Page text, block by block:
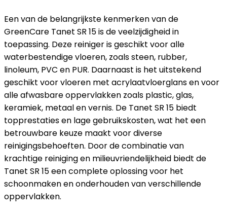
Een van de belangrijkste kenmerken van de
GreenCare Tanet SR 15 is de veelzijdigheid in
toepassing. Deze reiniger is geschikt voor alle
waterbestendige vloeren, zoals steen, rubber,
linoleum, PVC en PUR. Daarnaast is het uitstekend
geschikt voor vloeren met acrylaatvloerglans en voor
alle afwasbare oppervlakken zoals plastic, glas,
keramiek, metaal en vernis. De Tanet SR 15 biedt
topprestaties en lage gebruikskosten, wat het een
betrouwbare keuze maakt voor diverse
reinigingsbehoeften. Door de combinatie van
krachtige reiniging en milieuvriendelijkheid biedt de
Tanet SR 15 een complete oplossing voor het
schoonmaken en onderhouden van verschillende
oppervlakken.